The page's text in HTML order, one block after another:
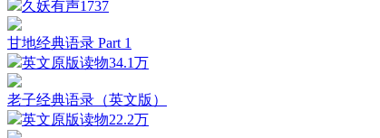
久妖有声1737
甘地经典语录 Part 1
英文原版读物34.1万
老子经典语录（英文版）
英文原版读物22.2万